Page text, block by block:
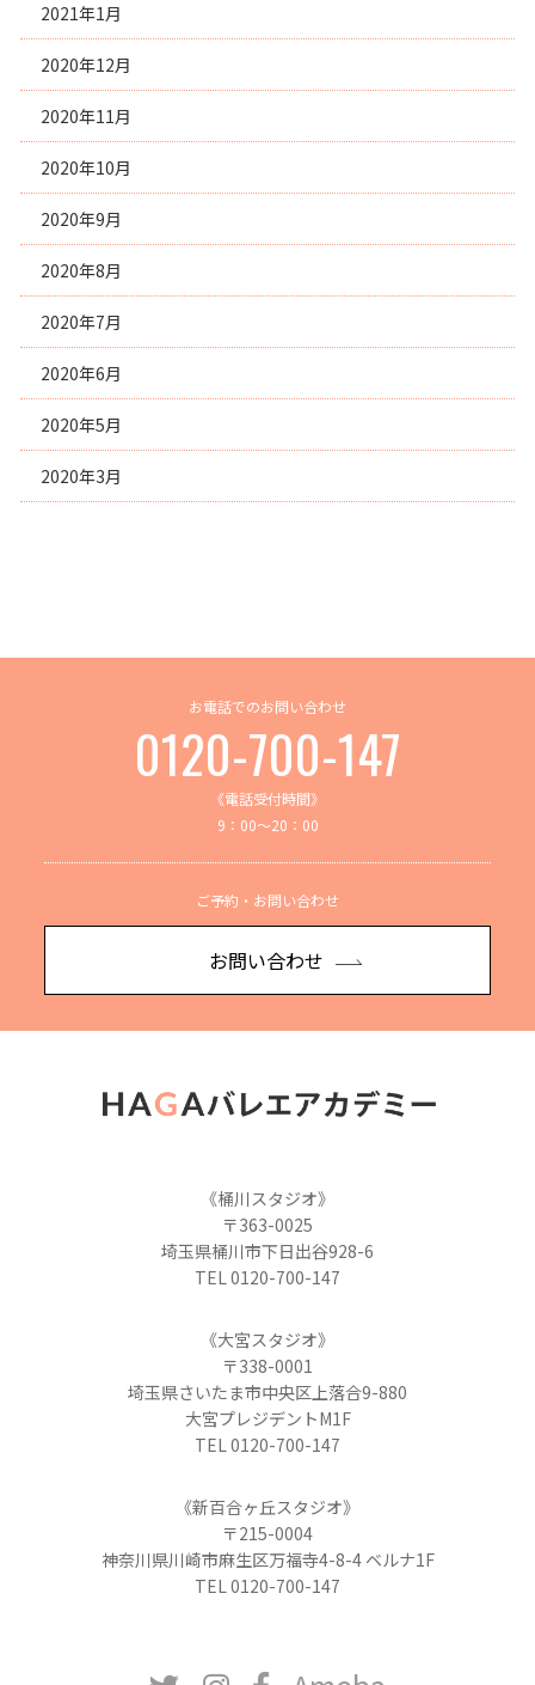
2021年1月
2020年12月
2020年11月
2020年10月
2020年9月
2020年8月
2020年7月
2020年6月
2020年5月
2020年3月
お電話でのお問い合わせ
0120-700-147
《電話受付時間》
9：00～20：00
ご予約・お問い合わせ
お問い合わせ
《桶川スタジオ》
〒363-0025
埼玉県桶川市下日出谷928-6
TEL 0120-700-147
《大宮スタジオ》
〒338-0001
埼玉県さいたま市中央区上落合9-880
大宮プレジデントM1F
TEL 0120-700-147
《新百合ヶ丘スタジオ》
〒215-0004
神奈川県川崎市麻生区万福寺4-8-4 ベルナ1F
TEL 0120-700-147